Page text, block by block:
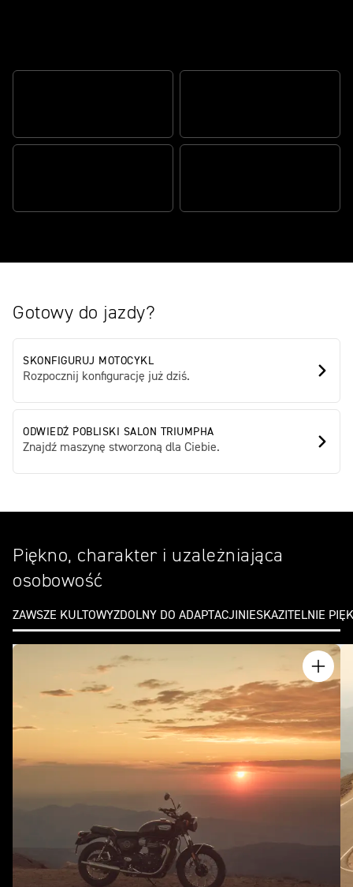
Gotowy do jazdy?
SKONFIGURUJ MOTOCYKL
Rozpocznij konfigurację już dziś.
ODWIEDŹ POBLISKI SALON TRIUMPHA
Znajdź maszynę stworzoną dla Ciebie.
Piękno, charakter i uzależniająca
osobowość
ZAWSZE KULTOWYZDOLNY DO ADAPTACJI NIESKAZITELNIE